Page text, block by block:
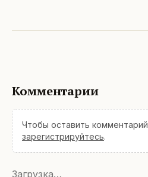
Комментарии
Чтобы оставить
зарегистрируйтесь.
Загрузка…